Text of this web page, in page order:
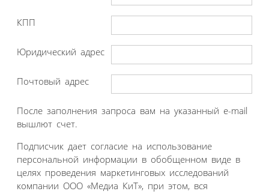
КПП
Юридический адрес
Почтовый адрес
После заполнения запроса вам на указанный e-mail
вышлют счет.
Подписчик дает согласие на использование
персональной информации в обобщенном виде в
целях проведения маркетинговых исследований
компании ООО «Медиа КиТ», при этом, вся